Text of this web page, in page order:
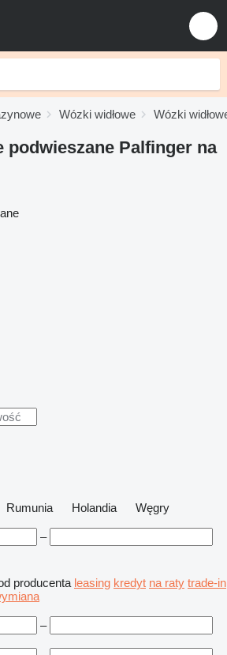
Wózki widłowe Wózki
podwieszane Palfinger na
Rumunia Holandia
Węgry
–
producenta leasing kredyt na raty trade-in
–